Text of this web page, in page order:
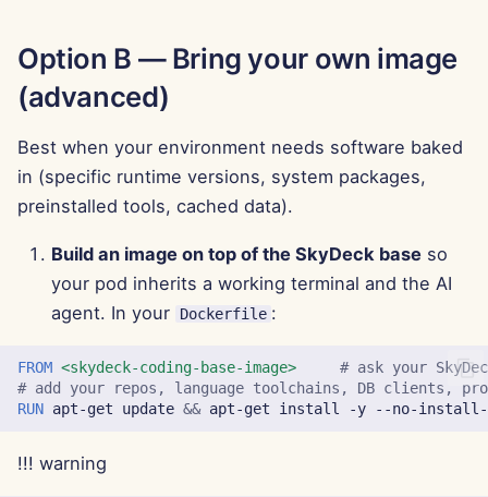
2 tháng 5 năm 2025
25 tháng 4 năm 2025
18 tháng 4 năm 2025
11 tháng 4 năm 2025
4 tháng 4 năm 2025
28 tháng 3 năm 2025
21 tháng 3 năm 2025
Option B — Bring your own image
(advanced)
Best when your environment needs software baked
in (specific runtime versions, system packages,
preinstalled tools, cached data).
Build an image on top of the SkyDeck baseso
your pod inherits a working terminal and the AI
agent. In your
Dockerfile :
FROM <skydeck-coding-base-image>
# ask your
# add your repos, language toolchains, DB clients,
RUN apt-get update && apt-get install -y --no-install-
!!! warning